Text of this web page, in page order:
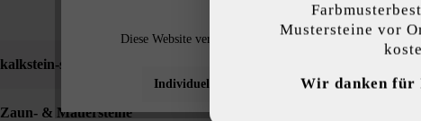
kalkstein-schattiert
Zaun- & Mauersteine
Diese Website verwendet Cookies, um Ihnen die
Individuelle Einstellungen Nur funktionale
Mustersteine vor
Wir danken für